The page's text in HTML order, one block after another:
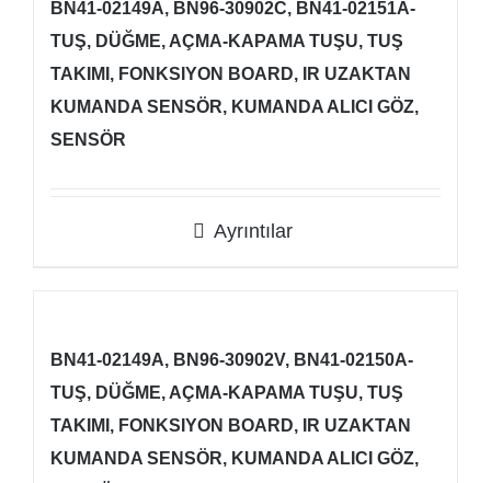
BN41-02149A, BN96-30902C, BN41-02151A-
TUŞ, DÜĞME, AÇMA-KAPAMA TUŞU, TUŞ
TAKIMI, FONKSIYON BOARD, IR UZAKTAN
KUMANDA SENSÖR, KUMANDA ALICI GÖZ,
SENSÖR
Ayrıntılar
BN41-02149A, BN96-30902V, BN41-02150A-
TUŞ, DÜĞME, AÇMA-KAPAMA TUŞU, TUŞ
TAKIMI, FONKSIYON BOARD, IR UZAKTAN
KUMANDA SENSÖR, KUMANDA ALICI GÖZ,